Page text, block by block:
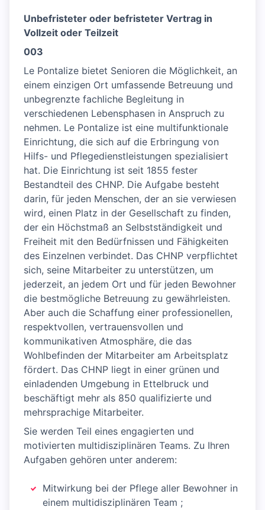
Unbefristeter oder befristeter Vertrag in
Vollzeit oder Teilzeit
003
Le Pontalize bietet Senioren die Möglichkeit, an
einem einzigen Ort umfassende Betreuung und
unbegrenzte fachliche Begleitung in
verschiedenen Lebensphasen in Anspruch zu
nehmen. Le Pontalize ist eine multifunktionale
Einrichtung, die sich auf die Erbringung von
Hilfs- und Pflegedienstleistungen spezialisiert
hat. Die Einrichtung ist seit 1855 fester
Bestandteil des CHNP. Die Aufgabe besteht
darin, für jeden Menschen, der an sie verwiesen
wird, einen Platz in der Gesellschaft zu finden,
der ein Höchstmaß an Selbstständigkeit und
Freiheit mit den Bedürfnissen und Fähigkeiten
des Einzelnen verbindet. Das CHNP verpflichtet
sich, seine Mitarbeiter zu unterstützen, um
jederzeit, an jedem Ort und für jeden Bewohner
die bestmögliche Betreuung zu gewährleisten.
Aber auch die Schaffung einer professionellen,
respektvollen, vertrauensvollen und
kommunikativen Atmosphäre, die das
Wohlbefinden der Mitarbeiter am Arbeitsplatz
fördert. Das CHNP liegt in einer grünen und
einladenden Umgebung in Ettelbruck und
beschäftigt mehr als 850 qualifizierte und
mehrsprachige Mitarbeiter.
Sie werden Teil eines engagierten und
motivierten multidisziplinären Teams. Zu Ihren
Aufgaben gehören unter anderem:
Mitwirkung bei der Pflege aller Bewohner in
einem multidisziplinären Team ;